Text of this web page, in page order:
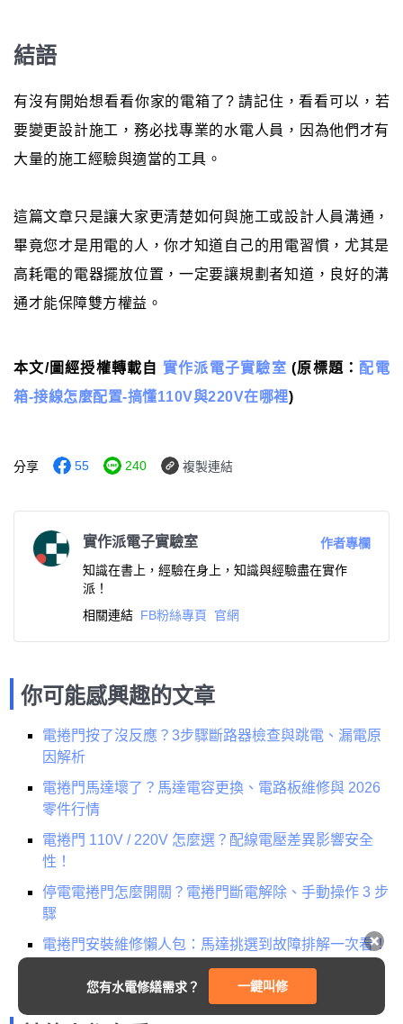
您有水電修繕需求？ 一鍵叫修
結語
有沒有開始想看看你家的電箱了? 請記住，看看可以，若
要變更設計施工，務必找專業的水電人員，因為他們才有
大量的施工經驗與適當的工具。
這篇文章只是讓大家更清楚如何與施工或設計人員溝通，
畢竟您才是用電的人，你才知道自己的用電習慣，尤其是
高耗電的電器擺放位置，一定要讓規劃者知道，良好的溝
通才能保障雙方權益。
本文/圖經授權轉載自 實作派電子實驗室 (原標題： 配電
箱-接線怎麼配置-搞懂110V與220V在哪裡)
分享 55 240 複製連結
實作派電子實驗室
作者專欄
知識在書上，經驗在身上，知識與經驗盡在實作
派！
相關連結 FB粉絲專頁 官網
你可能感興趣的文章
電捲門按了沒反應？3步驟斷路器檢查與跳電、漏電原
因解析
電捲門馬達壞了？馬達電容更換、電路板維修與 2026
零件行情
電捲門 110V / 220V 怎麼選？配線電壓差異影響安全
性！
停電電捲門怎麼開關？電捲門斷電解除、手動操作 3 步
驟
電捲門安裝維修懶人包：馬達挑選到故障排解一次看！